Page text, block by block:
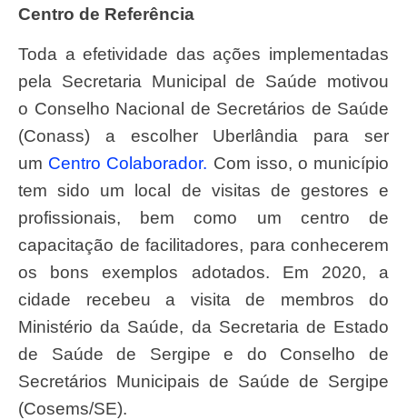
Centro de Referência
Toda a efetividade das ações implementadas
pela Secretaria Municipal de Saúde motivou
o Conselho Nacional de Secretários de Saúde
(Conass) a escolher Uberlândia para ser
um Centro Colaborador. Com isso, o município
tem sido um local de visitas de gestores e
profissionais, bem como um centro de
capacitação de facilitadores, para conhecerem
os bons exemplos adotados. Em 2020, a
cidade recebeu a visita de membros do
Ministério da Saúde, da Secretaria de Estado
de Saúde de Sergipe e do Conselho de
Secretários Municipais de Saúde de Sergipe
(Cosems/SE).